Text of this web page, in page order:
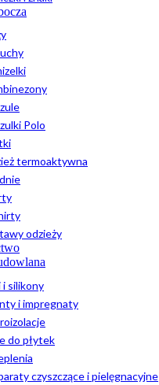
Polo
termoaktywna
odzieży
i silikony
i impregnaty
do płytek
czyszczące i pielęgnacyjne